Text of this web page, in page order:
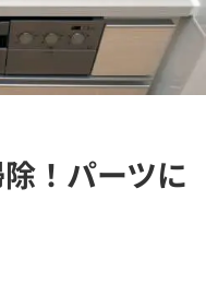
！パーツに